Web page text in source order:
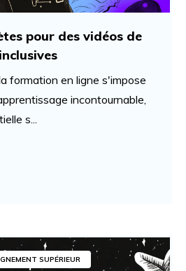
pour des vidéos de
formation en ligne s'impose
incontournable,
s...
SUPÉRIEUR